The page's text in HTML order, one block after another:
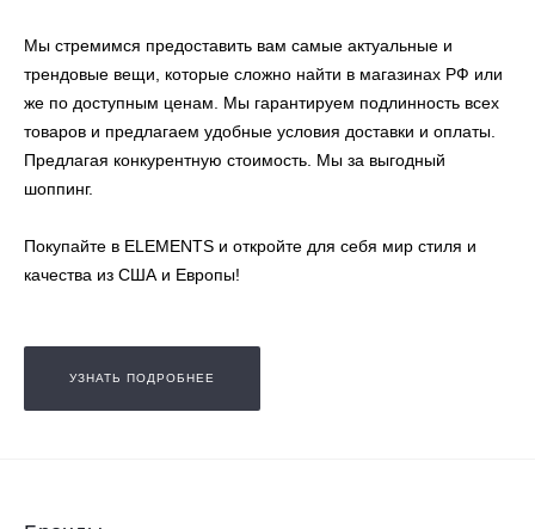
Мы стремимся предоставить вам самые актуальные и
трендовые вещи, которые сложно найти в магазинах РФ или
же по доступным ценам. Мы гарантируем подлинность всех
товаров и предлагаем удобные условия доставки и оплаты.
Предлагая конкурентную стоимость. Мы за выгодный
шоппинг.
Покупайте в ELEMENTS и откройте для себя мир стиля и
качества из США и Европы!
УЗНАТЬ ПОДРОБНЕЕ